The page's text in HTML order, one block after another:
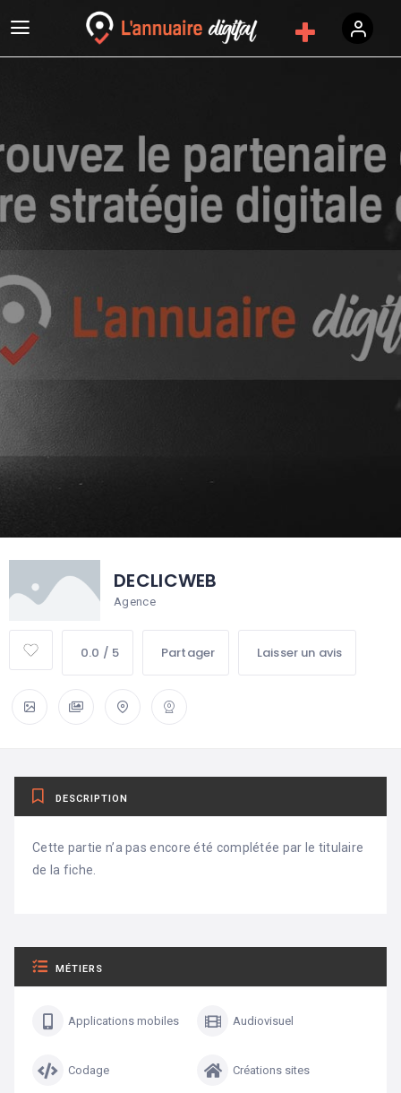
DECLICWEB
Agence
0.0 / 5 Partager Laisser un avis
DESCRIPTION
Cette partie n’a pas encore été complétée par le titulaire
de la fiche.
MÉTIERS
Applications mobiles Audiovisuel
Codage Créations sites